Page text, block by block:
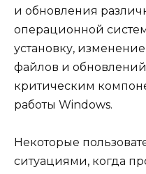
и обновления
операционной
установку,
файлов и
критическим
работы Windows.
Некоторые
ситуациями, когда